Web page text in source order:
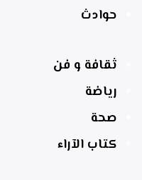
حوادث
ثقافة و فن
رياضة
صحة
كتاب الآراء